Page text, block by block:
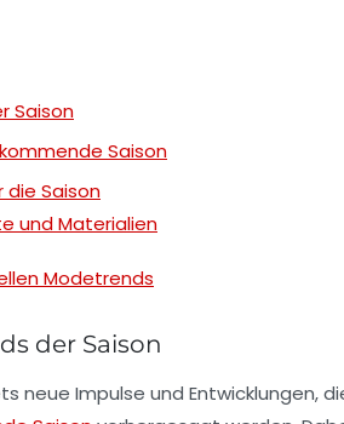
Saison
Saison
Saison
und Materialien
Modetrends
der Saison
neue Impulse und Entwicklungen,